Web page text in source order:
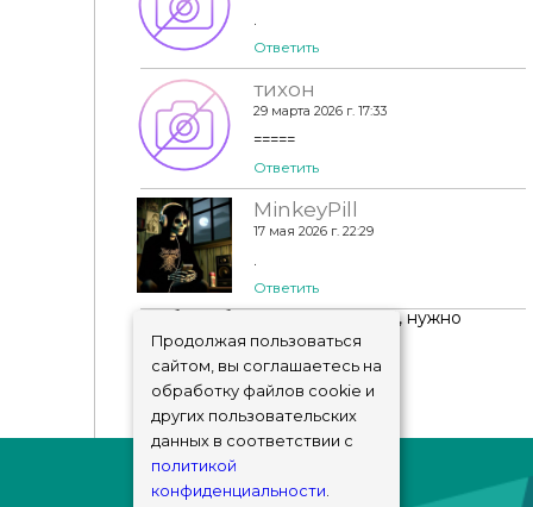
Ответить
тихон
29 марта 2026 г. 17:33
=====
Ответить
MinkeyPill
17 мая 2026 г. 22:29
Ответить
Чтобы добавить комментарий, нужно
авторизоваться !
Продолжая пользоваться
сайтом, вы соглашаетесь на
обработку файлов cookie и
других пользовательских
данных в соответствии с
политикой
конфиденциальности.